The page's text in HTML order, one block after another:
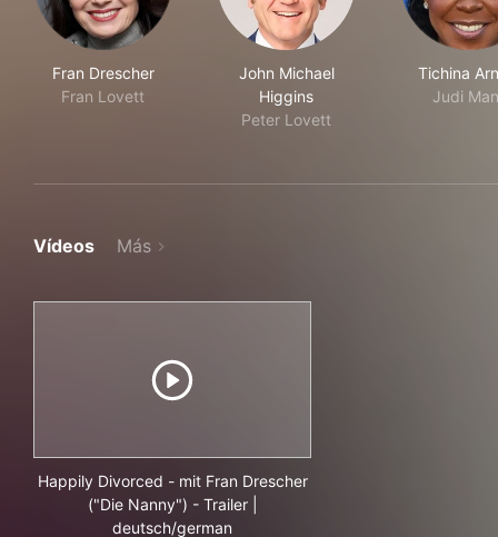
Fran Drescher
Fran Lovett
John Michael
Higgins
Peter Lovett
Tichina
Judi
Vídeos Más
Happily Divorced - mit Fran Drescher
("Die Nanny") - Trailer |
deutsch/german